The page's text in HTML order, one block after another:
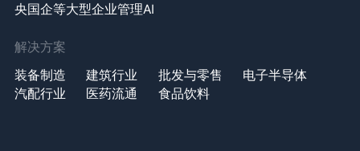
央国企等大型企业管理AI
解决方案
装备制造
建筑行业 批发与零售
电子半导体
汽配行业
医药流通 食品饮料